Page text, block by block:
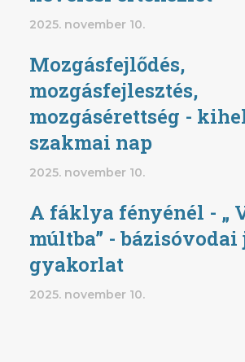
2025. november 10.
Mozgásfejlődés,
mozgásfejlesztés,
mozgásérettség -
szakmai nap
2025. november 10.
A fáklya fényénél - „
múltba” - bázisóvodai
gyakorlat
2025. november 10.